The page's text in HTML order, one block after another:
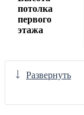
потолка
первого
этажа
Развернуть